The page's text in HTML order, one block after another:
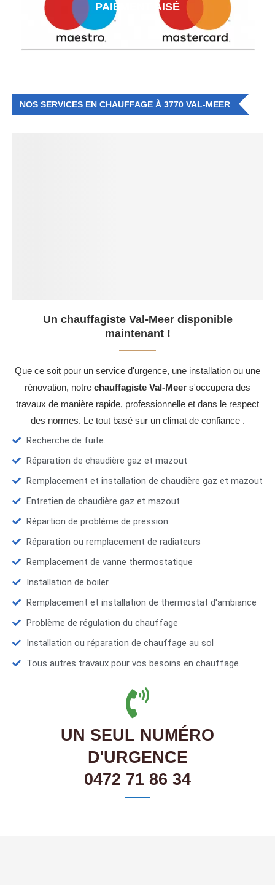
PAIEMENT AISÉ
NOS SERVICES EN CHAUFFAGE À 3770 VAL-MEER
Un chauffagiste Val-Meer disponible
maintenant !
Que ce soit pour un service d'urgence, une installation ou une
rénovation, notre chauffagiste Val-Meer s'occupera des
travaux de manière rapide, professionnelle et dans le respect
des normes. Le tout basé sur un climat de confiance .
Recherche de fuite.
Réparation de chaudière gaz et mazout
Remplacement et installation de chaudière gaz et mazout
Entretien de chaudière gaz et mazout
Répartion de problème de pression
Réparation ou remplacement de radiateurs
Remplacement de vanne thermostatique
Installation de boiler
Remplacement et installation de thermostat d'ambiance
Problème de régulation du chauffage
Installation ou réparation de chauffage au sol
Tous autres travaux pour vos besoins en chauffage.
UN SEUL NUMÉRO
D'URGENCE
0472 71 86 34